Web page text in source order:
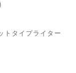
トタイプライター